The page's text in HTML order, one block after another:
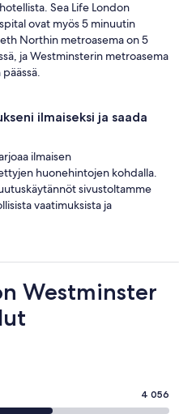
Sea Life London
ovat myös 5 minuutin
Northin metroasema on 5
ja Westminsterin metroasema
ilmaiseksi ja saada
ilmaisen
huonehintojen kohdalla.
sivustoltamme
vaatimuksista ja
Westminster
4 056